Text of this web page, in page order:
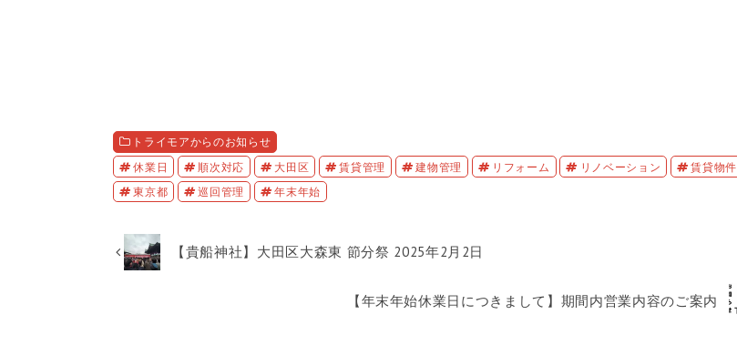
トライモアからのお知らせ
休業日
順次対応 大田区 賃貸管理 建物管理 リフォーム リノベーション
賃貸物件
東京都
巡回管理 年末年始
【貴船神社】大田区大森東 節分祭 2025年2月2日
【年末年始休業日につきまして】期間内営業内容のご案内